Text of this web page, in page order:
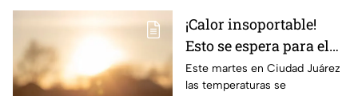
¡Calor insoportable!
Esto se espera para el
clima de hoy en Ciudad
Juárez
Este martes en Ciudad Juárez
las temperaturas se